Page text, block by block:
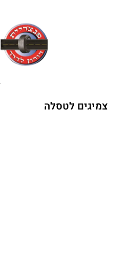
צמיגים לטסלה